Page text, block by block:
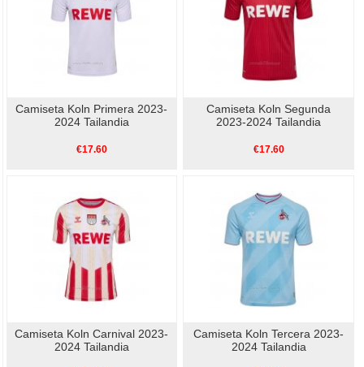
Camiseta Koln Primera 2023-
2024 Tailandia
€17.60
Camiseta Koln Segunda
2023-2024 Tailandia
€17.60
Camiseta Koln Carnival 2023-
2024 Tailandia
Camiseta Koln Tercera 2023-
2024 Tailandia